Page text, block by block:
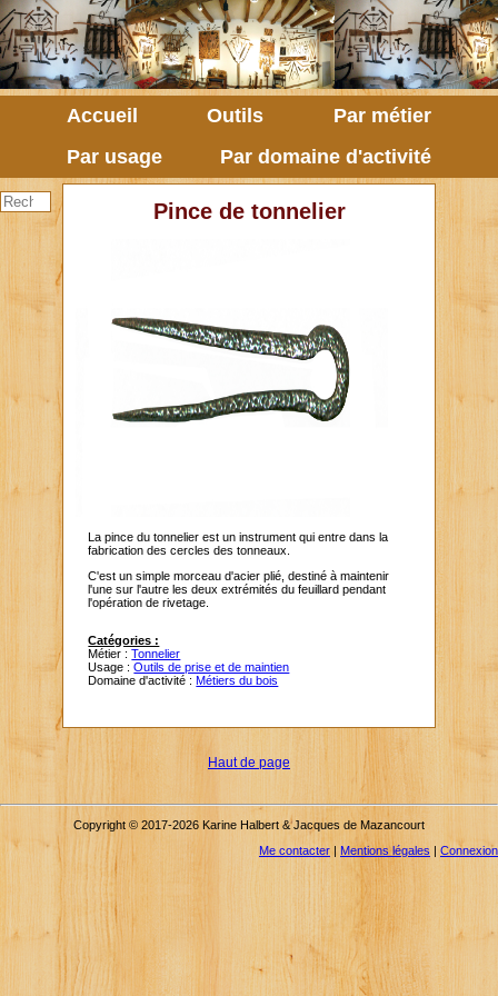
Accueil Outils
Par métier
Par usage
Par domaine d'activité
Pince de tonnelier
La pince du tonnelier est un instrument qui entre dans la
fabrication des cercles des tonneaux.
C'est un simple morceau d'acier plié, destiné à maintenir
l'une sur l'autre les deux extrémités du feuillard pendant
l'opération de rivetage.
Catégories :
Métier :Tonnelier
Usage :Outils de prise et de maintien
Domaine d'activité :Métiers du bois
Haut de page
Copyright © 2017-2026 Karine Halbert & Jacques de Mazancourt
Me contacter
Mentions légales Connexion